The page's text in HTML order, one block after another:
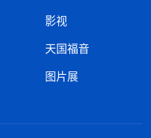
影视
天国福音
图片展